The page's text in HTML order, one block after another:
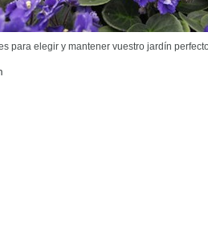
para elegir y mantener vuestro jardín